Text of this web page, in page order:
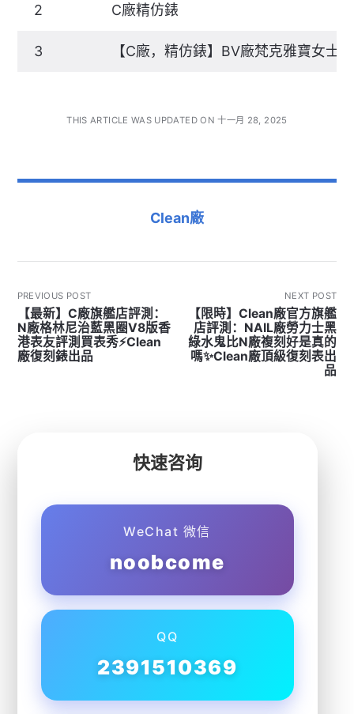
2 C廠精仿錶
3 【C廠，精仿錶】BV廠梵克雅寶女士
THIS ARTICLE WAS UPDATED ON 十一月 28, 2025
Clean廠
PREVIOUS POST
【最新】C廠旗艦店評測：
N廠格林尼治藍黑圈V8版香
港表友評測買表秀⚡Clean
廠復刻錶出品
NEXT POST
【限時】Clean廠官方旗艦
店評測：NAIL廠勞力士黑
綠水鬼比N廠複刻好是真的
嗎✨Clean廠頂級復刻表出
品
快速咨询
WeChat 微信
noobcome
QQ
2391510369